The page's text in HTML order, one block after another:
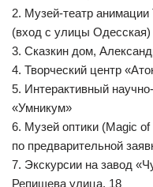
2. Музей-театр
(вход с улицы Одесская)
3. Сказкин дом,
4. Творческий центр
5. Интерактивный
«Умникум»
6. Музей оптики (Magic
по предварительной
7. Экскурсии на завод
Репищева улица, 18